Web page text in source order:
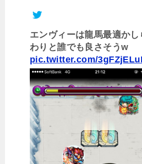
エンヴィーは龍馬最適か
わりと誰でも良さそうw
pic.twitter.com/